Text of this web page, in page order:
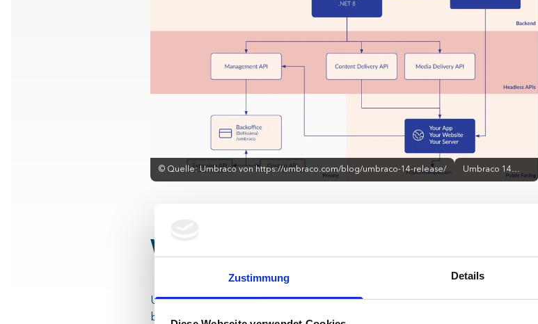
Zustimmung Details
© Quelle: Umbraco von https://umbraco.com/blog/umbraco-14-release/
Umbraco 14
Backoffice
Wer sollte updaten?
Umbraco 14 ist eine Version mit Standard-term Support, das heißt sie wird
bis Mai 2025 mit Updates versorgt. Umbraco 13 kommt dagegen erst im